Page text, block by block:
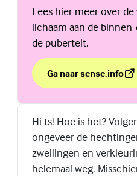
Lees hier meer over
lichaam aan de
de puberteit.
Ga naar sense.info
over Jouw
(Externe link)
Hi ts! Hoe is het?
ongeveer de
zwellingen en
helemaal weg.